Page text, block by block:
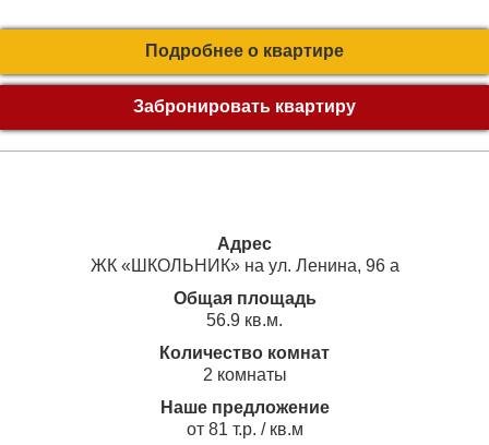
Подробнее о квартире
Забронировать квартиру
Адрес
ЖК «ШКОЛЬНИК» на ул. Ленина, 96 а
Общая площадь
56.9 кв.м.
Количество комнат
2 комнаты
Наше предложение
от 81 т.р. / кв.м